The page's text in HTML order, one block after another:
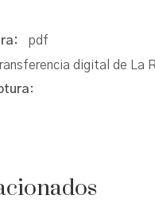
pdf
digital de La
: